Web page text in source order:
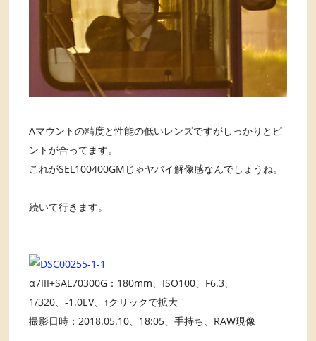
Aマウントの精度と性能の低いレンズですがしっかりとピ
ントが合ってます。
これがSEL100400GMじゃヤバイ解像感なんでしょうね。
続いて行きます。
α7III+SAL70300G：180mm、ISO100、F6.3、
1/320、-1.0EV、↑クリックで拡大
撮影日時：2018.05.10、18:05、手持ち、RAW現像